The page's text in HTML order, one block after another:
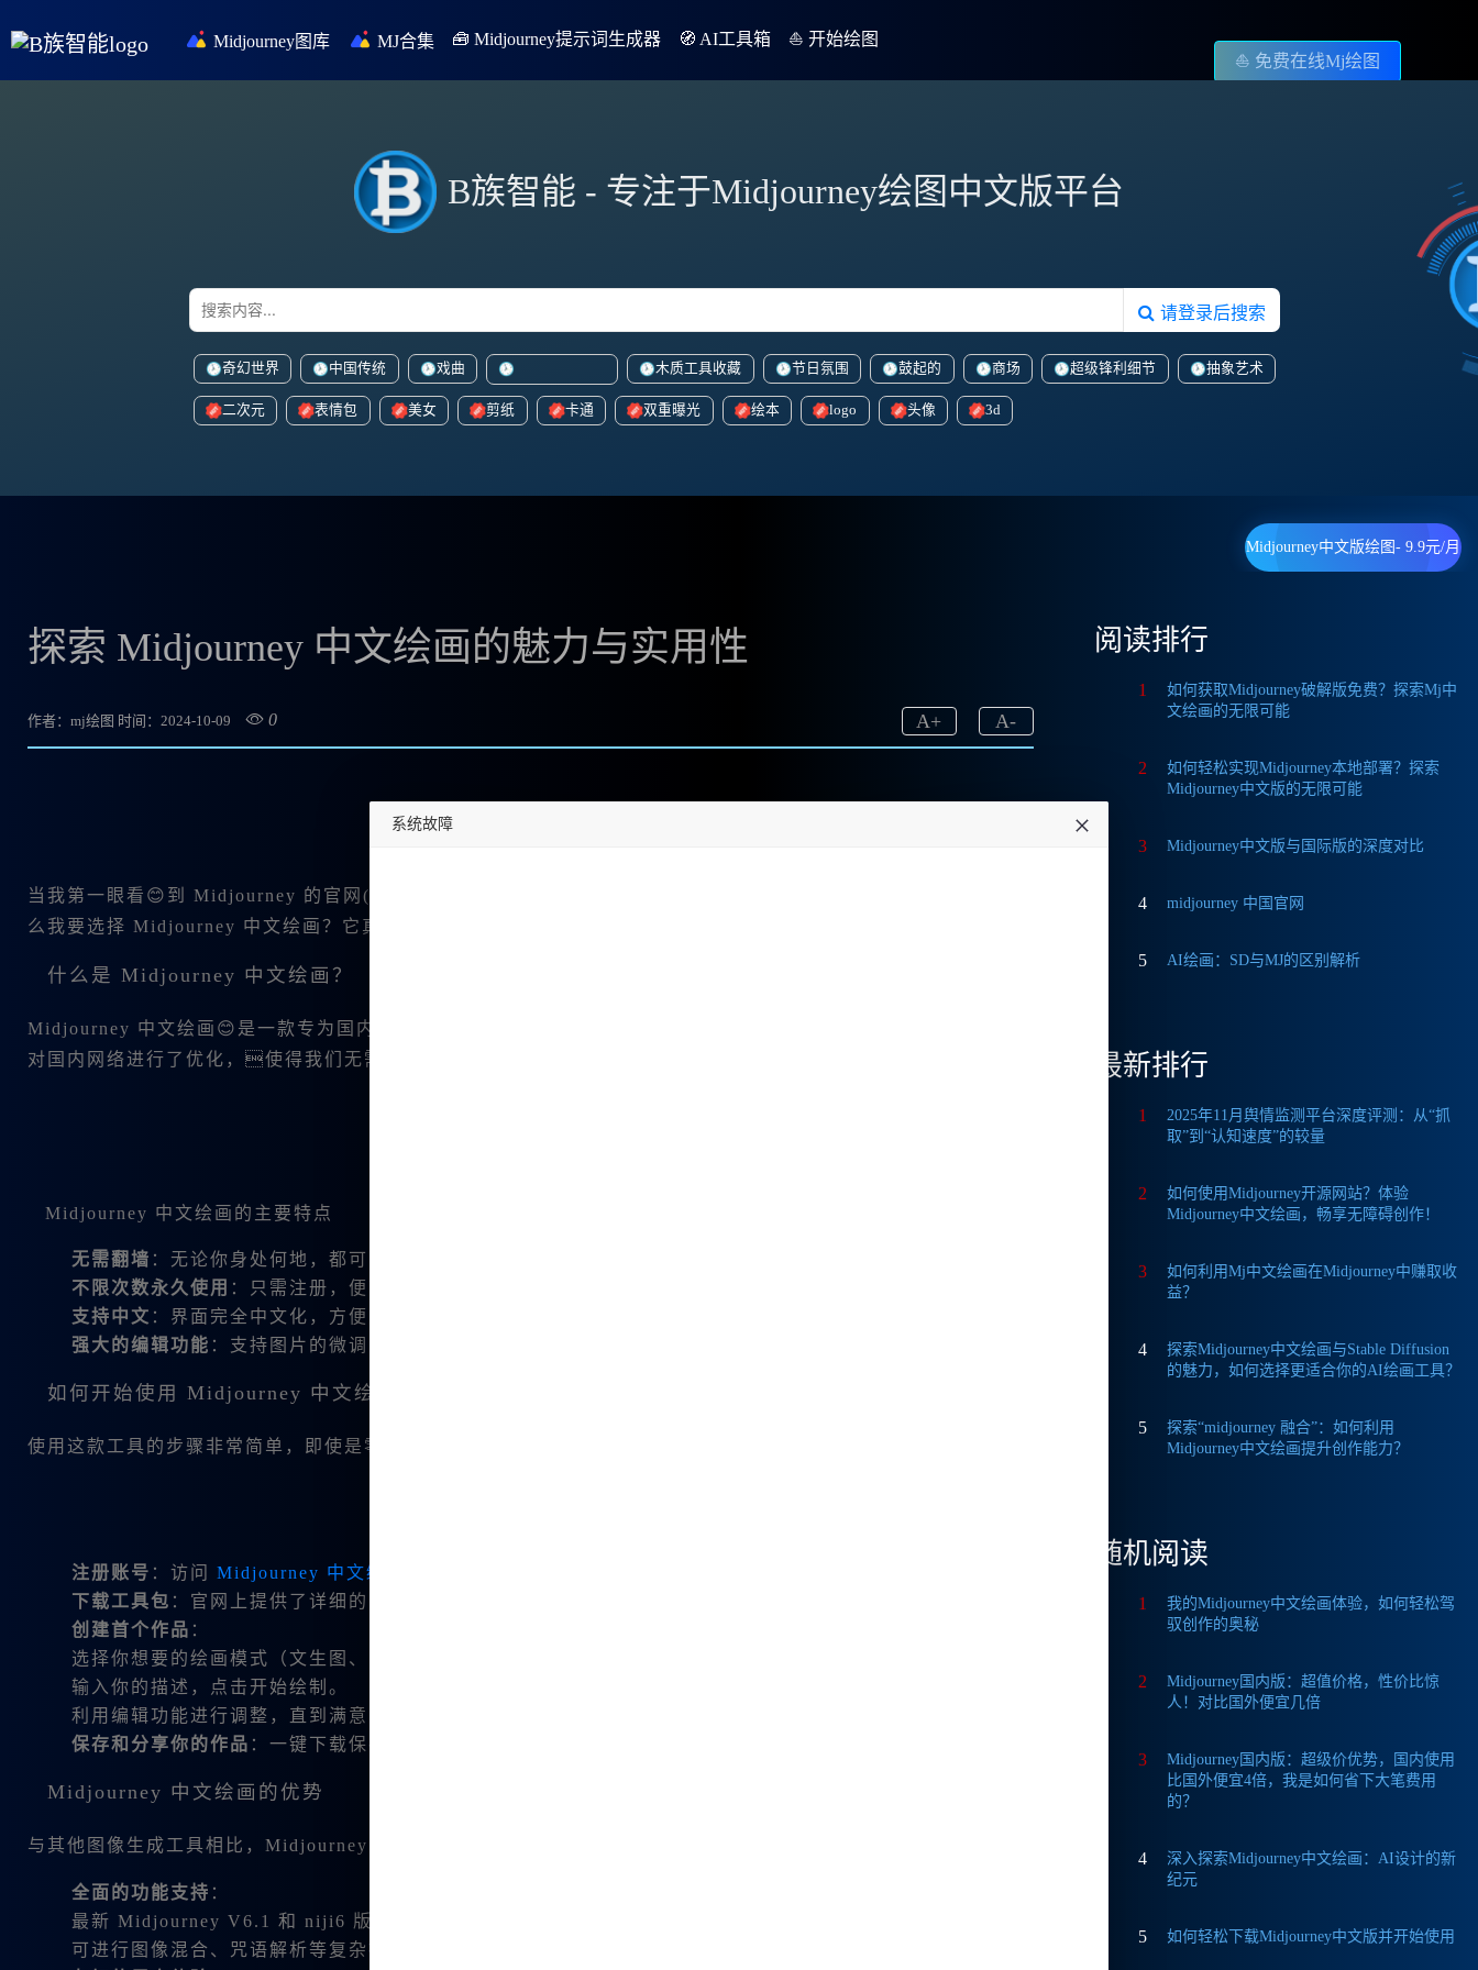
Midjourney图库 MJ合集 🧰 Midjourney提示词生成器 🧭 AI工具箱
⛵️ 开始绘图
⛵️ 免费在线Mj绘图
B族智能 - 专注于Midjourney绘图中文版平台
请登录后搜索
奇幻世界 中国传统
戏曲
vibrantcartoonish
木质工具收藏 节日氛围 鼓起的 商场 超级锋利细节 抽象艺术
二次元 表情包 美女 剪纸 卡通 双重曝光 绘本 logo 头像 3d
Midjourney中文版绘图- 9.9元/月
探索 Midjourney 中文绘画的魅力与实用性
作者：mj绘图 时间：2024-10-09 0 A-
A+
当我第一眼看😊到 Midjourney 的官网(ww🔥w.bzu.cn)时，我便被其强大的|功能所吸引。很多人可能会问：为什
么我要选择 Midjourney 中文绘画？它真的适合我们吗？今天，我将带你一起深入探索这个强大的绘画工具。
什么是 Midjourney 中文绘画？
Midjourney 中文绘画😊是一款专为国内用户设计的图像生成工具，它不仅支持中文输入，界面友好，更是针
对国内网络进行了优化，使得我们无需通过翻墙便可轻松使用。
Midjourney 中文绘画的主要特点
无需翻墙 ：无论你身处何地，都可以方便地使用这款工具。
不限次数永久使用 ：只需注册，便可以享受无限次绘图服务。
支持中文 ：界面完全中文化，方便对语言不太熟悉的用户。
强大的编辑功能 ：支持图片的微调、变幻、平移、扩图以及局部重绘等。
如何开始使用 Midjourney 中文绘画？
使用这款工具的步骤非常简单，即使是零基础的新手，也能够迅速上手。以下是我使用的步骤：
注册账号 ：访问 Midjourney 中文绘画官网
下载工具包 ：官网上提供了详细的安装指南，只需按照步骤下载工具包即可。
创建首个作品 ：
选择你想要的绘画模式（文生图、图生图等）。
输入你的描述，点击开始绘制。
利用编辑功能进行调整，直到满意为止。
保存和分享你的作品 ：一键下载保存生成的图像，分享给朋友或社交媒体！
Midjourney 中文绘画的优势
与其他图像生成工具相比，Midjourney 中文绘画在多个方面展现其优势：
全面的功能支持 ：
最新 Midjourney V6.1 和 niji6 版本支持。
可进行图像混合、咒语解析等复杂操作，无需掌握复杂命令。
阅读排行
1
如何获取Midjourney破解版免费？探索Mj中
文绘画的无限可能
2
如何轻松实现Midjourney本地部署？探索
Midjourney中文版的无限可能
3 Midjourney中文版与国际版的深度对比
4 midjourney 中国官网
5 AI绘画：SD与MJ的区别解析
最新排行
1
2025年11月舆情监测平台深度评测：从“抓
取”到“认知速度”的较量
2
如何使用Midjourney开源网站？体验
Midjourney中文绘画，畅享无障碍创作！
3
如何利用Mj中文绘画在Midjourney中赚取收
益？
4
探索Midjourney中文绘画与Stable Diffusion
的魅力，如何选择更适合你的AI绘画工具？
5
探索“midjourney 融合”：如何利用
Midjourney中文绘画提升创作能力？
随机阅读
1
我的Midjourney中文绘画体验，如何轻松驾
驭创作的奥秘
2
Midjourney国内版：超值价格，性价比惊
人！对比国外便宜几倍
3
Midjourney国内版：超级价优势，国内使用
比国外便宜4倍，我是如何省下大笔费用
的？
4
深入探索Midjourney中文绘画：AI设计的新
纪元
5 如何轻松下载Midjourney中文版并开始使用
系统故障